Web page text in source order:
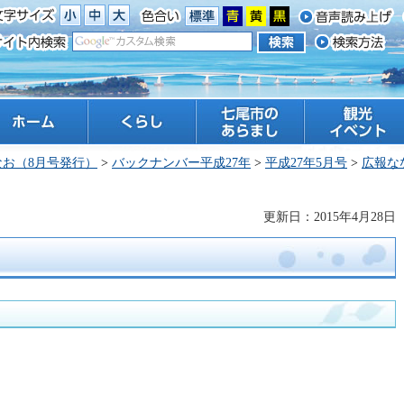
七尾市のあらまし 観光 イベント
（8月号発行） > バックナンバー平成27年 > 平成27年5月号 > 広報な
更新日：2015年4月28日